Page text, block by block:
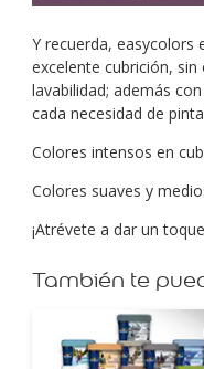
Y recuerda, easycolors
excelente cubrición,
lavabilidad; además
cada necesidad de
Colores intensos en
Colores suaves y
¡Atrévete a dar un
También te